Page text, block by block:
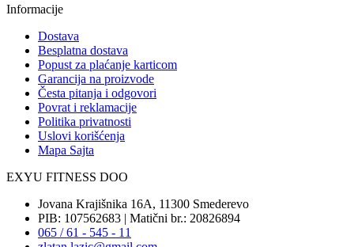
Informacije
Dostava
Besplatna dostava
Popust za plaćanje karticom
Garancija na proizvode
Česta pitanja i odgovori
Povrat i reklamacije
Politika privatnosti
Uslovi korišćenja
Mapa Sajta
EXYU FITNESS DOO
Jovana Krajišnika 16A, 11300 Smederevo
PIB: 107562683 | Matični br.: 20826894
065 / 61 - 545 - 11